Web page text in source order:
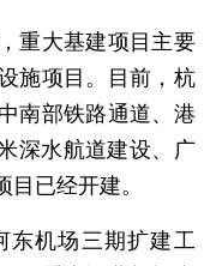
大基建项目主要
施项目。目前，杭
南部铁路通道、港
深水航道建设、广
已经开建。
机场三期扩建工